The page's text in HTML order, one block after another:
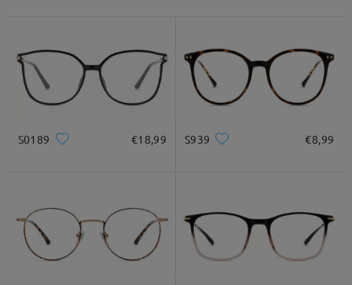
S0189 €18,99 S939 €8,99